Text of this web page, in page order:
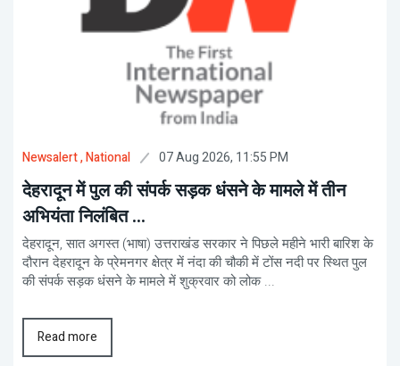
Newsalert, National 07 Aug 2026, 11:55 PM
देहरादून में पुल की संपर्क सड़क धंसने के मामले में तीन
अभियंता निलंबित ...
देहरादून, सात अगस्त (भाषा) उत्तराखंड सरकार ने पिछले महीने भारी बारिश के
दौरान देहरादून के प्रेमनगर क्षेत्र में नंदा की चौकी में टोंस नदी पर स्थित पुल
की संपर्क सड़क धंसने के मामले में शुक्रवार को लोक ...
Read more